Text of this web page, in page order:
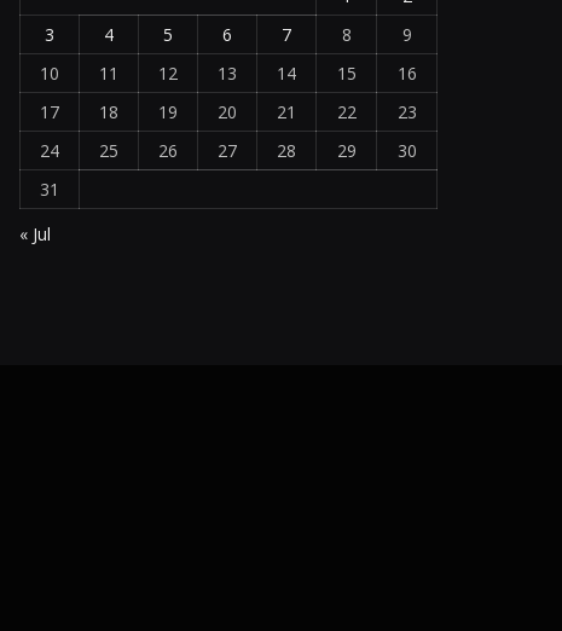
3
4 5 6 7 8
9
10
11 12 13 14 15
16
17
18 19 20 21 22
23
24
25 26 27 28 29
30
31
« Jul